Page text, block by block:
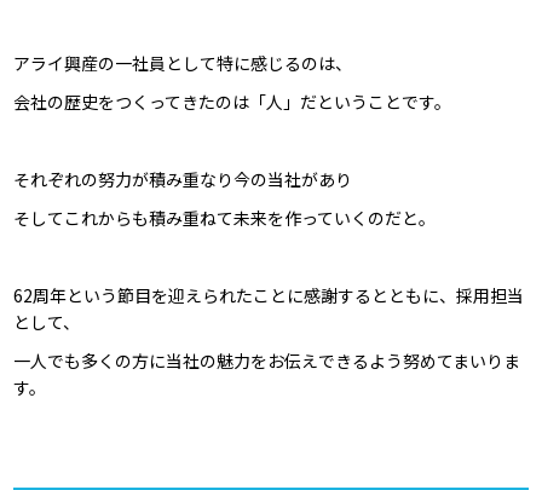
アライ興産の一社員として特に感じるのは、
会社の歴史をつくってきたのは「人」だということです。
それぞれの努力が積み重なり今の当社があり
そしてこれからも積み重ねて未来を作っていくのだと。
62周年という節目を迎えられたことに感謝するとともに、採用担当
として、
一人でも多くの方に当社の魅力をお伝えできるよう努めてまいりま
す。